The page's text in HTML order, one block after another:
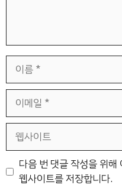
일
트
다음 번 댓글 작성을 위
웹사이트를 저장합니다.